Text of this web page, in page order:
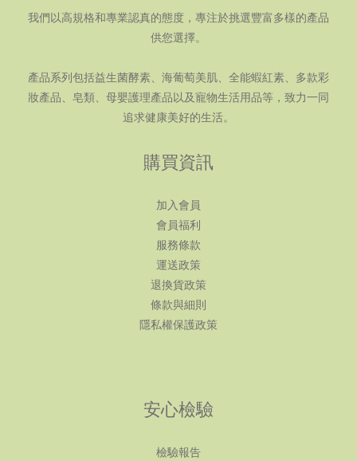
我們以高規格和專業認真的態度，專注於挑選豐富多樣的產品
供您選擇。
產品系列包括益生菌酵素、海葡萄美肌、全能蝦紅素、多款彩
妝產品、皂類、母嬰護理產品以及寵物生活用品等，致力一同
追求健康美好的生活。
購買資訊
加入會員
會員福利
服務條款
運送政策
退換貨政策
條款與細則
隱私權保護政策
安心檢驗
檢驗報告